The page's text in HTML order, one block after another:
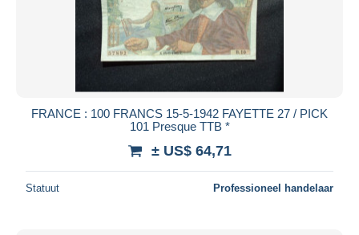
FRANCE : 100 FRANCS 15-5-1942 FAYETTE 27 / PICK
101 Presque TTB *
± US$ 64,71
Statuut Professioneel handelaar